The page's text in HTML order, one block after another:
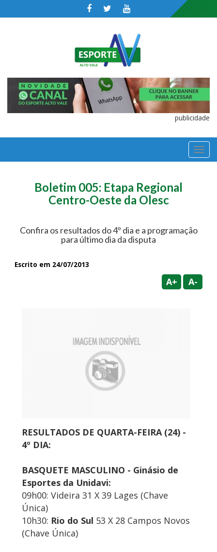
publicidade
Boletim 005: Etapa Regional
Centro-Oeste da Olesc
Confira os resultados do 4º dia e a programação
para último dia da disputa
Escrito em 24/07/2013
A+ A-
RESULTADOS DE QUARTA-FEIRA (24) -
4º DIA:
BASQUETE MASCULINO - Ginásio de
Esportes da Unidavi:
09h00: Videira 31 X 39 Lages (Chave
Única)
10h30: Rio do Sul 53 X 28 Campos Novos
(Chave Única)